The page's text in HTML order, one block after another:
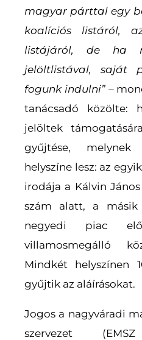
magyar párttal egy
koalíciós listáról,
listájáról, de ha
jelöltlistával, saját
fogunk indulni” –
tanácsadó közölte:
jelöltek
gyűjtése, melynek
helyszíne lesz: az
irodája a Kálvin
szám alatt, a
negyedi piac
villamosmegálló
Mindkét helyszínen
gyűjtik az aláírásokat.
Jogos a nagyváradi
szervezet